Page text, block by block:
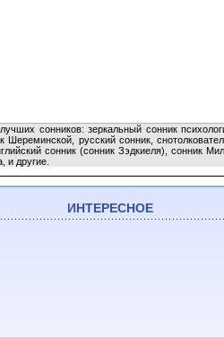
сонников: зеркальный сонник
русский сонник,
сонник (сонник Зэдкиеля), сонник
и другие.
ИНТЕРЕСНОЕ